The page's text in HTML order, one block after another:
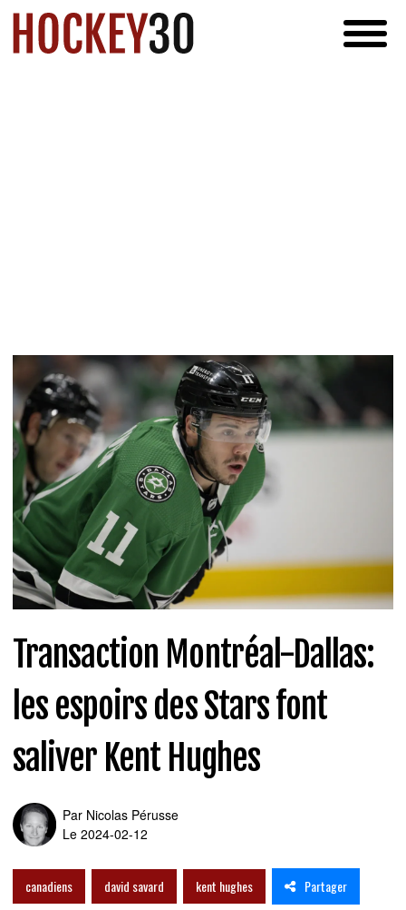
Transaction Montréal-Dallas:
les espoirs des Stars font
saliver Kent Hughes
Par Nicolas Pérusse
Le 2024-02-12
canadiens david savard kent hughes Partager